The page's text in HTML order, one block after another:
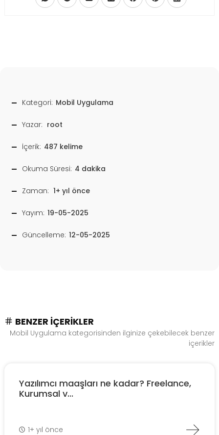
Kategori: Mobil Uygulama
Yazar: root
İçerik: 487 kelime
Okuma Süresi: 4 dakika
Zaman: 1+ yıl önce
Yayım: 19-05-2025
Güncelleme: 12-05-2025
BENZER İÇERIKLER
Mobil Uygulama kategorisinden ilginize çekebilecek benzer
içerikler
Yazılımcı maaşları ne kadar? Freelance,
Kurumsal v...
1+ yıl önce